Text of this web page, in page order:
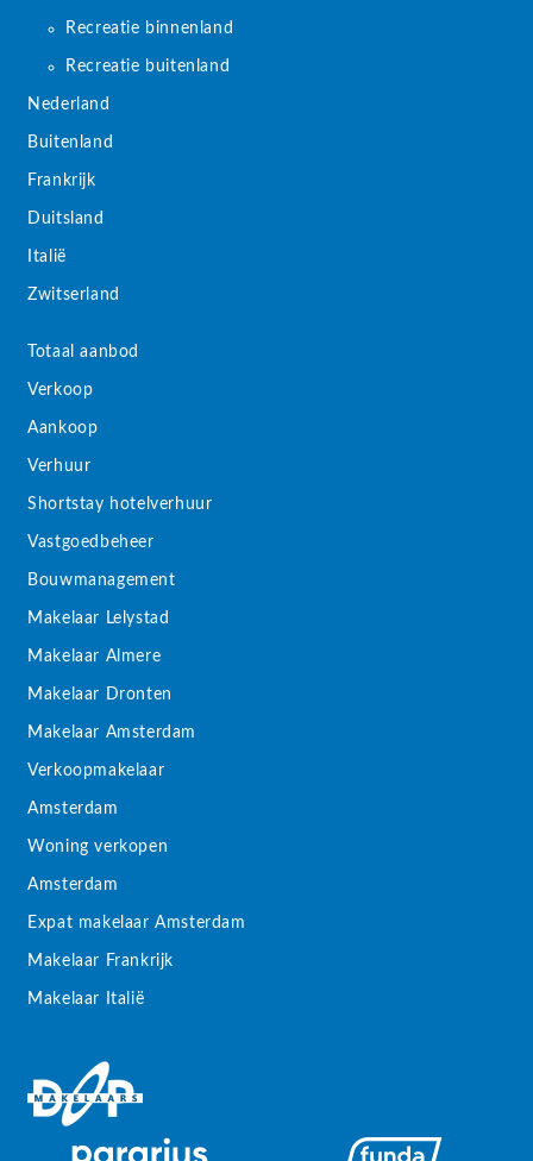
Recreatie binnenland
Recreatie buitenland
Nederland
Buitenland
Frankrijk
Duitsland
Italië
Zwitserland
Totaal aanbod
Verkoop
Aankoop
Verhuur
Shortstay hotelverhuur
Vastgoedbeheer
Bouwmanagement
Makelaar Lelystad
Makelaar Almere
Makelaar Dronten
Makelaar Amsterdam
Verkoopmakelaar
Amsterdam
Woning verkopen
Amsterdam
Expat makelaar Amsterdam
Makelaar Frankrijk
Makelaar Italië